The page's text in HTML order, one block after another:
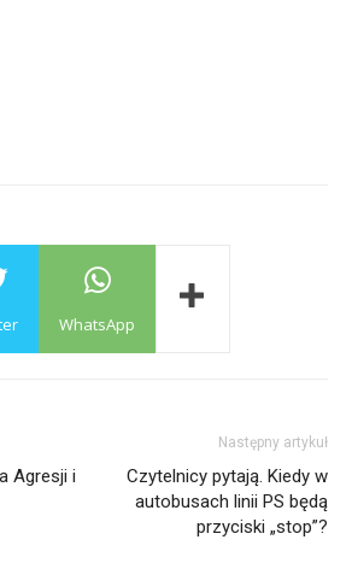
WhatsApp
Agresji i
Następny artykuł
Czytelnicy pytają. Kiedy w
autobusach linii PS będą
przyciski „stop”?